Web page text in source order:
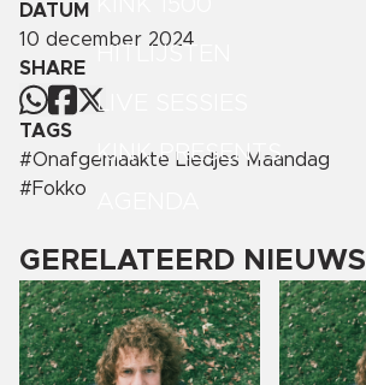
HITLIJSTEN
LIVE SESSIES
KINK PRESENTS
DATUM
10 december 2024
SHARE
TAGS
#Onafgemaakte Liedjes Maandag
#Fokko
GERELATEERD NIEUWS